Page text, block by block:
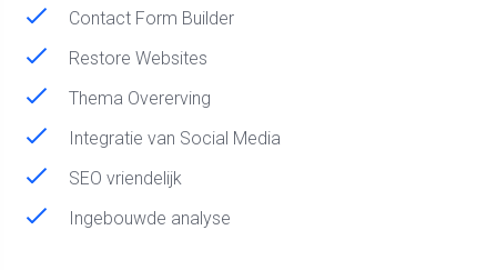
Contact Form Builder
Restore Websites
Thema Overerving
Integratie van Social Media
SEO vriendelijk
Ingebouwde analyse